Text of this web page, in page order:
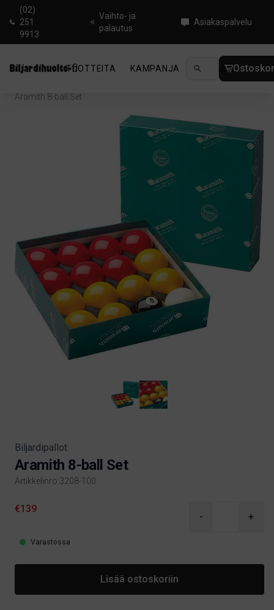
(02)
251
9913
Vaihto- ja
palautus
Asiakaspalvelu
TUOTTEITA KAMPANJA UUTUUDET
Biljardipallot /
Aramith 8-ball Set
Biljardipallot
Aramith 8-ball Set
Artikkelinro:3208-100
Product information
€139
- +
Varastossa
Lisää ostoskoriin